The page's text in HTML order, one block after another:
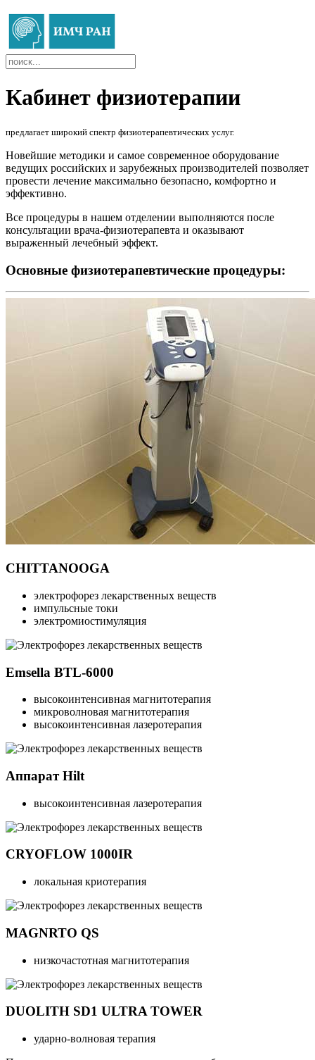
Кабинет физиотерапии
предлагает широкий спектр физиотерапевтических услуг.
Новейшие методики и самое современное оборудование
ведущих российских и зарубежных производителей позволяет
провести лечение максимально безопасно, комфортно и
эффективно.
Все процедуры в нашем отделении выполняются после
консультации врача-физиотерапевта и оказывают
выраженный лечебный эффект.
Основные физиотерапевтические процедуры:
CHITTANOOGA
электрофорез лекарственных веществ
импульсные токи
электромиостимуляция
Emsella BTL-6000
высокоинтенсивная магнитотерапия
микроволновая магнитотерапия
высокоинтенсивная лазеротерапия
Аппарат Hilt
высокоинтенсивная лазеротерапия
СRYOFLOW 1000IR
локальная криотерапия
MAGNRTO QS
низкочастотная магнитотерапия
DUOLITH SD1 ULTRA TOWER
ударно-волновая терапия